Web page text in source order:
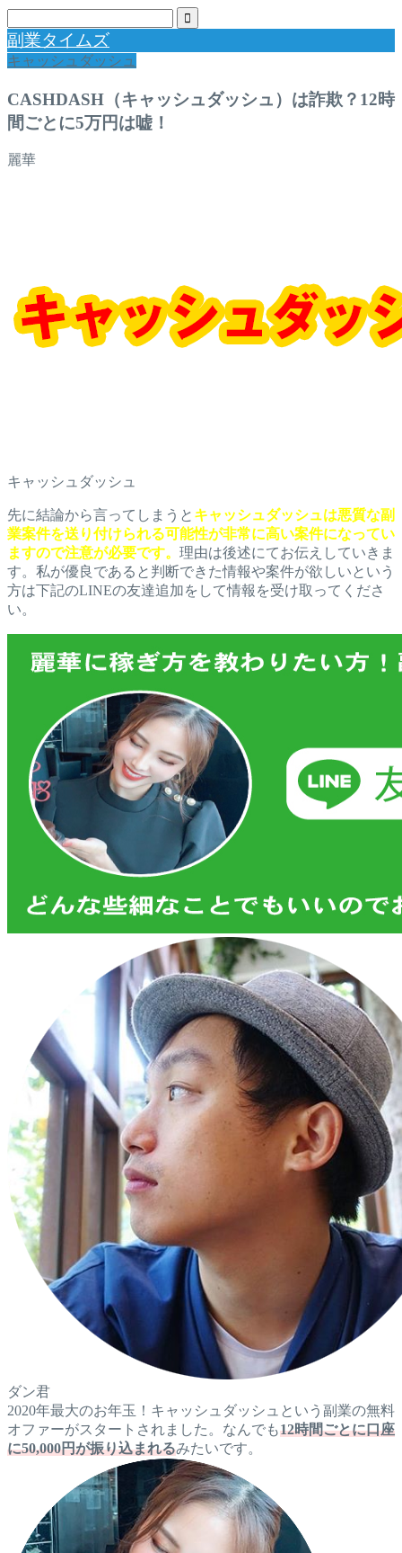
副業タイムズ
キャッシュダッシュ
CASHDASH（キャッシュダッシュ）は詐欺？12時
間ごとに5万円は嘘！
麗華
キャッシュダッシュ
先に結論から言ってしまうと キャッシュダッシュは悪質な副
業案件を送り付けられる可能性が非常に高い案件になってい
ますので注意が必要です。 理由は後述にてお伝えしていきま
す。私が優良であると判断できた情報や案件が欲しいという
方は下記のLINEの友達追加をして情報を受け取ってくださ
い。
ダン君
2020年最大のお年玉！キャッシュダッシュという副業の無料
オファーがスタートされました。なんでも12時間ごとに口座
に50,000円が振り込まれるみたいです。